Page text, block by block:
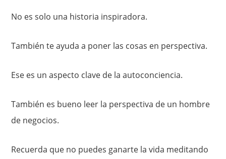
No es solo una historia inspiradora.
También te ayuda a poner las cosas en perspectiva.
Ese es un aspecto clave de la autoconciencia.
También es bueno leer la perspectiva de un hombre
de negocios.
Recuerda que no puedes ganarte la vida meditando